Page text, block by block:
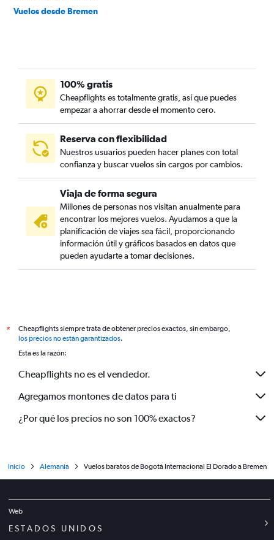
Vuelos desde Bremen
100% gratis
Cheapflights es totalmente gratis, así que puedes
empezar a ahorrar desde el momento cero.
Reserva con flexibilidad
Nuestros usuarios pueden hacer planes con total
confianza y buscar vuelos sin cargos por cambios.
Viaja de forma segura
Millones de personas nos visitan anualmente para
encontrar los mejores vuelos. Ayudamos a que la
planificación de viajes sea fácil, proporcionando
información útil y gráficos basados en datos que
pueden ayudarte a tomar decisiones.
*
Cheapflights siempre trata de obtener precios exactos, sin embargo,
los precios no están garantizados.
Esta es la razón:
Cheapflights no es el vendedor.
Agregamos montones de datos para ti
¿Por qué los precios no son 100% exactos?
Inicio Alemania Vuelos baratos de Bogotá Internacional El Dorado a Bremen
Web
ESTADOS UNIDOS